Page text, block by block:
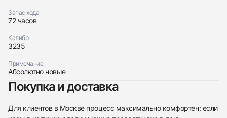
Запас хода
72 часов
Калибр
3235
Примечание
Абсолютно новые
Покупка и доставка
Для клиентов в Москве процесс максимально комфортен: если